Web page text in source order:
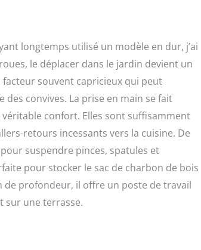
longtemps utilisé un modèle en dur, j’ai
le déplacer dans le jardin devient un
souvent capricieux qui peut
convives. La prise en main se fait
confort. Elles sont suffisamment
retours incessants vers la cuisine. De
suspendre pinces, spatules et
pour stocker le sac de charbon de bois
de profondeur, il offre un poste de travail
sur une terrasse.